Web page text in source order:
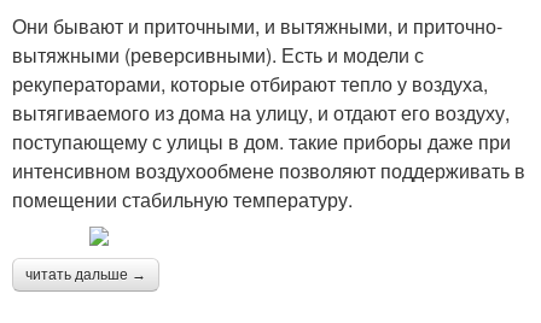
Они бывают и приточными, и вытяжными, и приточно-
вытяжными (реверсивными). Есть и модели с
рекуператорами, которые отбирают тепло у воздуха,
вытягиваемого из дома на улицу, и отдают его воздуху,
поступающему с улицы в дом. такие приборы даже при
интенсивном воздухообмене позволяют поддерживать в
помещении стабильную температуру.
читать дальше →